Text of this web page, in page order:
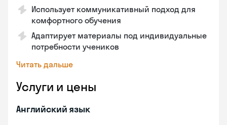
Использует коммуникативный подход для
комфортного обучения
Адаптирует материалы под индивидуальные
потребности учеников
Читать дальше
Услуги и цены
Английский язык